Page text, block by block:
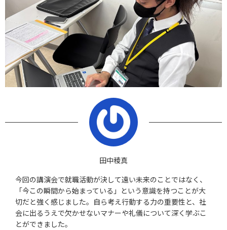
田中稜真
今回の講演会で就職活動が決して遠い未来のことではなく、
「今この瞬間から始まっている」という意識を持つことが大
切だと強く感じました。自ら考え行動する力の重要性と、社
会に出るうえで欠かせないマナーや礼儀について深く学ぶこ
とができました。